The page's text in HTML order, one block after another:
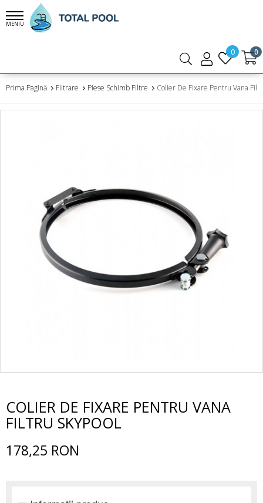
MENIU
0 0
Prima Pagină Filtrare Piese Schimb Filtre Colier De Fixare Pentru Vana
COLIER DE FIXARE PENTRU VANA
FILTRU SKYPOOL
178,25 RON